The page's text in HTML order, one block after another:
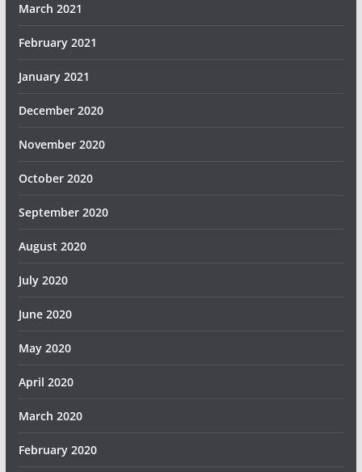
March 2021
February 2021
January 2021
December 2020
November 2020
October 2020
September 2020
August 2020
July 2020
June 2020
May 2020
April 2020
March 2020
February 2020